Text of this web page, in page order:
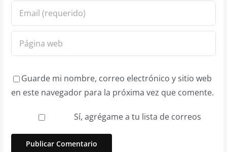
Guarde mi nombre, correo electrónico y sitio web
en este navegador para la próxima vez que comente.
Sí, agrégame a tu lista de correos